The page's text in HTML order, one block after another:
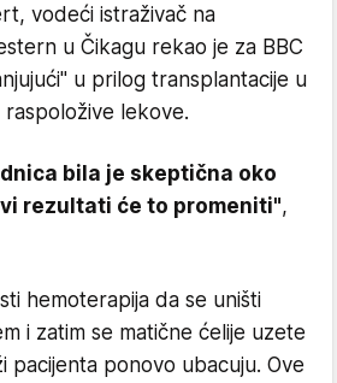
vodeći istraživač na
u Čikagu rekao je za BBC
u prilog transplantacije u
lekove.
bila je skeptična oko
rezultati će to promeniti",
hemoterapija da se uništi
i zatim se matične ćelije uzete
pacijenta ponovo ubacuju. Ove